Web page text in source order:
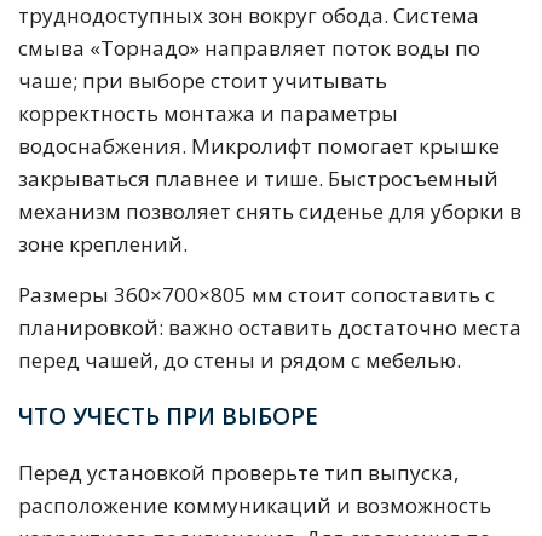
труднодоступных зон вокруг обода. Система
смыва «Торнадо» направляет поток воды по
чаше; при выборе стоит учитывать
корректность монтажа и параметры
водоснабжения. Микролифт помогает крышке
закрываться плавнее и тише. Быстросъемный
механизм позволяет снять сиденье для уборки в
зоне креплений.
Размеры 360×700×805 мм стоит сопоставить с
планировкой: важно оставить достаточно места
перед чашей, до стены и рядом с мебелью.
ЧТО УЧЕСТЬ ПРИ ВЫБОРЕ
Перед установкой проверьте тип выпуска,
расположение коммуникаций и возможность